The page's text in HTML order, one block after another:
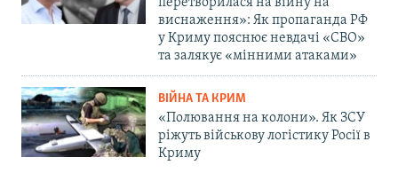
перетворилася на війну на
виснаження»: Як пропаганда РФ
у Криму пояснює невдачі «СВО»
та залякує «мінними атаками»
ВІЙНА ТА КРИМ
«Полювання на колони». Як ЗСУ
ріжуть військову логістику Росії в
Криму